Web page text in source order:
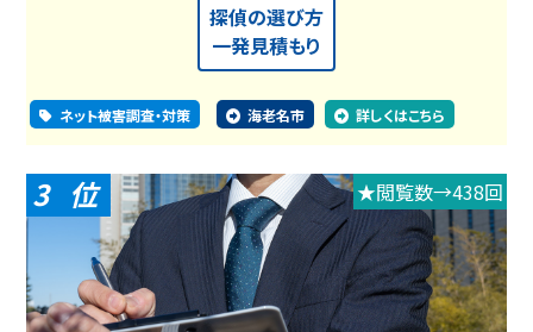
探偵の選び方
一発見積もり
ネット被害調査・対策 海老名市 詳しくはこちら
3 ★閲覧数→438回